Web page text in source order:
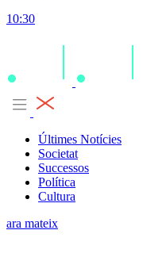
10:30
Últimes Notícies
Societat
Successos
Política
Cultura
ara mateix